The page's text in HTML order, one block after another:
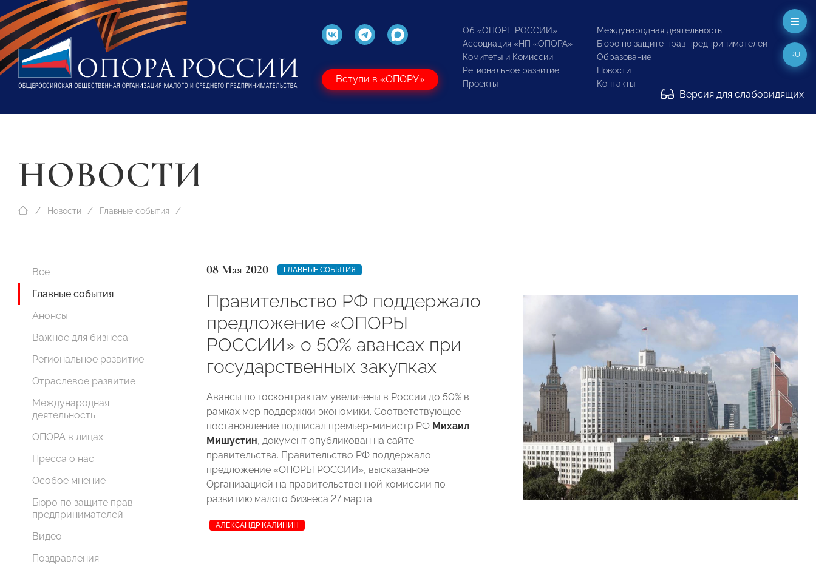
Вступи в «ОПОРУ»
Об «ОПОРЕ РОССИИ»
Ассоциация «НП «ОПОРА»
Комитеты и Комиссии
Региональное развитие
Проекты
Международная деятельность
Бюро по защите прав предпринимателей
Образование
Новости
Контакты
Версия для слабовидящих
RU
НОВОСТИ
Новости Главные события
Все
Главные события
Анонсы
Важное для бизнеса
Региональное развитие
Отраслевое развитие
Международная
деятельность
ОПОРА в лицах
Пресса о нас
Особое мнение
Бюро по защите прав
предпринимателей
Видео
Поздравления
08 Мая 2020 ГЛАВНЫЕ СОБЫТИЯ
Правительство РФ поддержало
предложение «ОПОРЫ
РОССИИ» о 50% авансах при
государственных закупках
Авансы по госконтрактам увеличены в России до 50% в
рамках мер поддержки экономики. Соответствующее
постановление подписал премьер-министр РФ Михаил
Мишустин, документ опубликован на сайте
правительства. Правительство РФ поддержало
предложение «ОПОРЫ РОССИИ», высказанное
Организацией на правительственной комиссии по
развитию малого бизнеса 27 марта.
АЛЕКСАНДР КАЛИНИН